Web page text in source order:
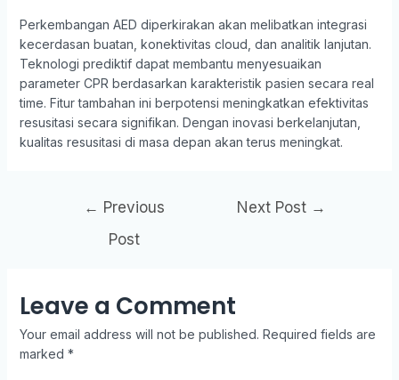
Perkembangan AED diperkirakan akan melibatkan integrasi
kecerdasan buatan, konektivitas cloud, dan analitik lanjutan.
Teknologi prediktif dapat membantu menyesuaikan
parameter CPR berdasarkan karakteristik pasien secara real
time. Fitur tambahan ini berpotensi meningkatkan efektivitas
resusitasi secara signifikan. Dengan inovasi berkelanjutan,
kualitas resusitasi di masa depan akan terus meningkat.
← Previous
Post
Next Post →
Leave a Comment
Your email address will not be published. Required fields are
marked *